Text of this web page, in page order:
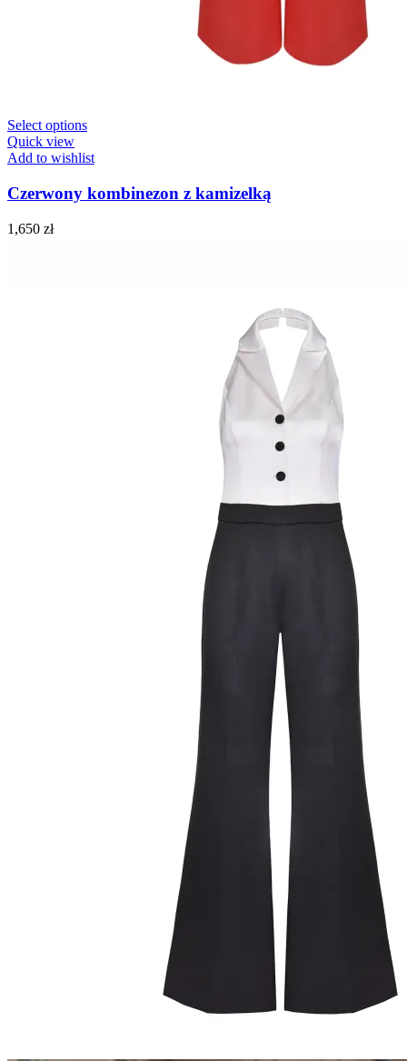
Select options
Quick view
Add to wishlist
Czerwony kombinezon z kamizelką
1,650 zł